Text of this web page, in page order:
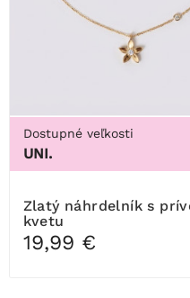
Dostupné veľkosti
UNI.
Zlatý náhrdelník s príveskom
kvetu
19,99 €